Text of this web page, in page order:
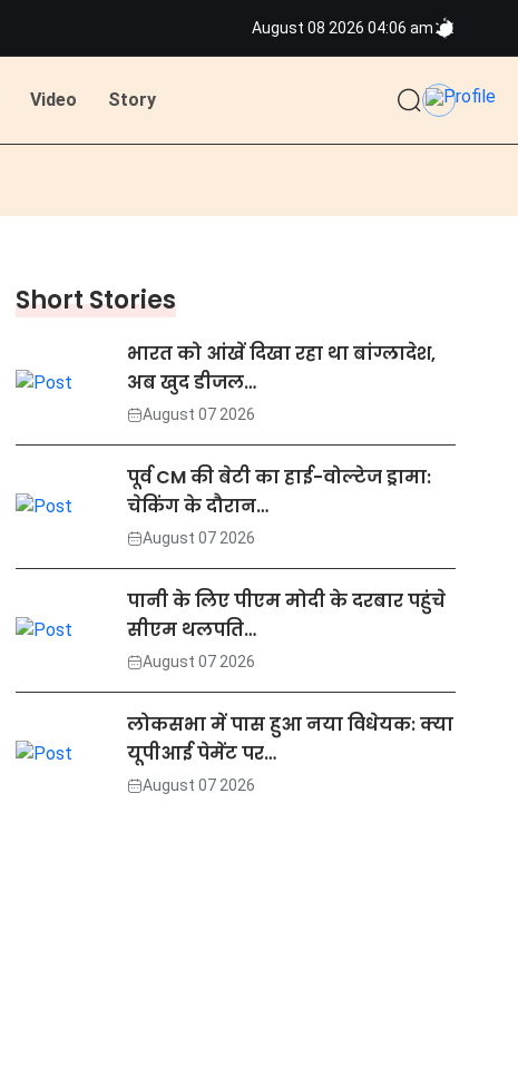
August 08 2026 04:06 am
Video Story
Short Stories
भारत को आंखें दिखा रहा था बांग्लादेश,
अब खुद डीजल…
August 07 2026
पूर्व CM की बेटी का हाई-वोल्टेज ड्रामा:
चेकिंग के दौरान…
August 07 2026
पानी के लिए पीएम मोदी के दरबार पहुंचे
सीएम थलपति…
August 07 2026
लोकसभा में पास हुआ नया विधेयक: क्या
यूपीआई पेमेंट पर…
August 07 2026